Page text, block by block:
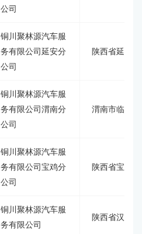
公司
铜川聚林源汽车服
务有限公司延安分
公司
陕西省延安
铜川聚林源汽车服
务有限公司渭南分
公司
渭南市临潼
铜川聚林源汽车服
务有限公司宝鸡分
公司
陕西省宝鸡
铜川聚林源汽车服
务有限公司
陕西省汉中